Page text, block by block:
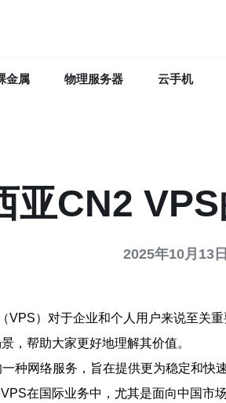
金属 物理服务器 云手机
亚CN2
2025年10月13日
）对于企业和个人用户来说至关
，帮助大家更好地理解其价值。
种网络服务，旨在提供更为稳定和
在国际业务中，尤其是面向中国市